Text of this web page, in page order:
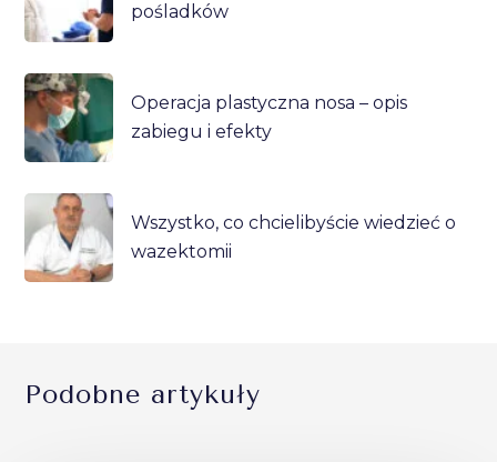
pośladków
Operacja plastyczna nosa – opis
zabiegu i efekty
Wszystko, co chcielibyście wiedzieć o
wazektomii
Podobne artykuły